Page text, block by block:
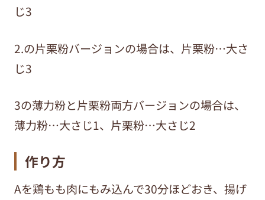
じ3
2.の片栗粉バージョンの場合は、片栗粉…大さ
じ3
3の薄力粉と片栗粉両方バージョンの場合は、
薄力粉…大さじ1、片栗粉…大さじ2
作り方
Aを鶏もも肉にもみ込んで30分ほどおき、揚げ